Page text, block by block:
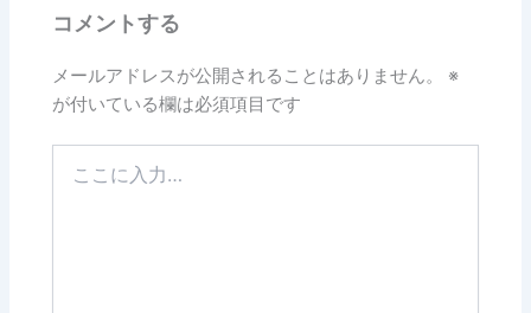
コメントする
メールアドレスが公開されることはありません。
※
が付いている欄は必須項目です